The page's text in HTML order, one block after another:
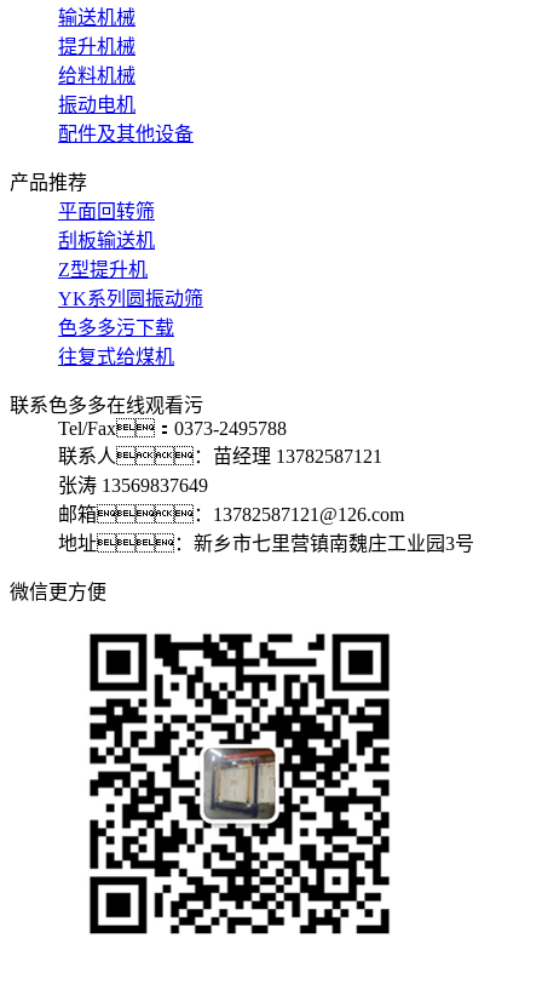
输送机械
提升机械
给料机械
振动电机
配件及其他设备
产品推荐
平面回转筛
刮板输送机
Z型提升机
YK系列圆振动筛
色多多污下载
往复式给煤机
联系色多多在线观看污
Tel/Fax：0373-2495788
联系人：苗经理 13782587121
张涛 13569837649
邮箱：13782587121@126.com
地址：新乡市七里营镇南魏庄工业园3号
微信更方便